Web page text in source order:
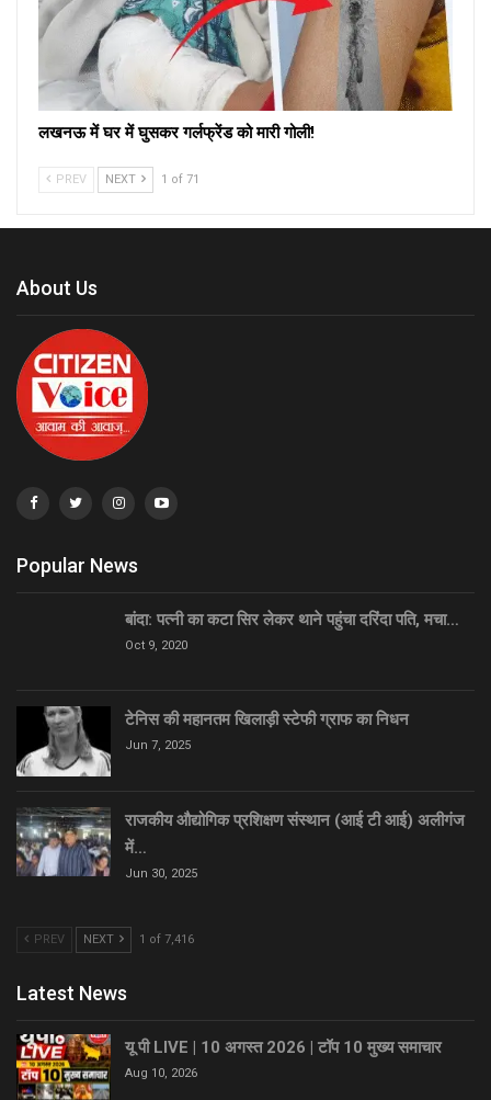
लखनऊ में घर में घुसकर गर्लफ्रेंड को मारी गोली!
PREV NEXT 1 of 71
About Us
Popular News
बांदा: पत्नी का कटा सिर लेकर थाने पहुंचा दरिंदा पति, मचा…
Oct 9, 2020
टेनिस की महानतम खिलाड़ी स्टेफी ग्राफ का निधन
Jun 7, 2025
राजकीय औद्योगिक प्रशिक्षण संस्थान (आई टी आई) अलीगंज
में…
Jun 30, 2025
PREV NEXT 1 of 7,416
Latest News
यू पी LIVE | 10 अगस्त 2026 | टॉप 10 मुख्य समाचार
Aug 10, 2026